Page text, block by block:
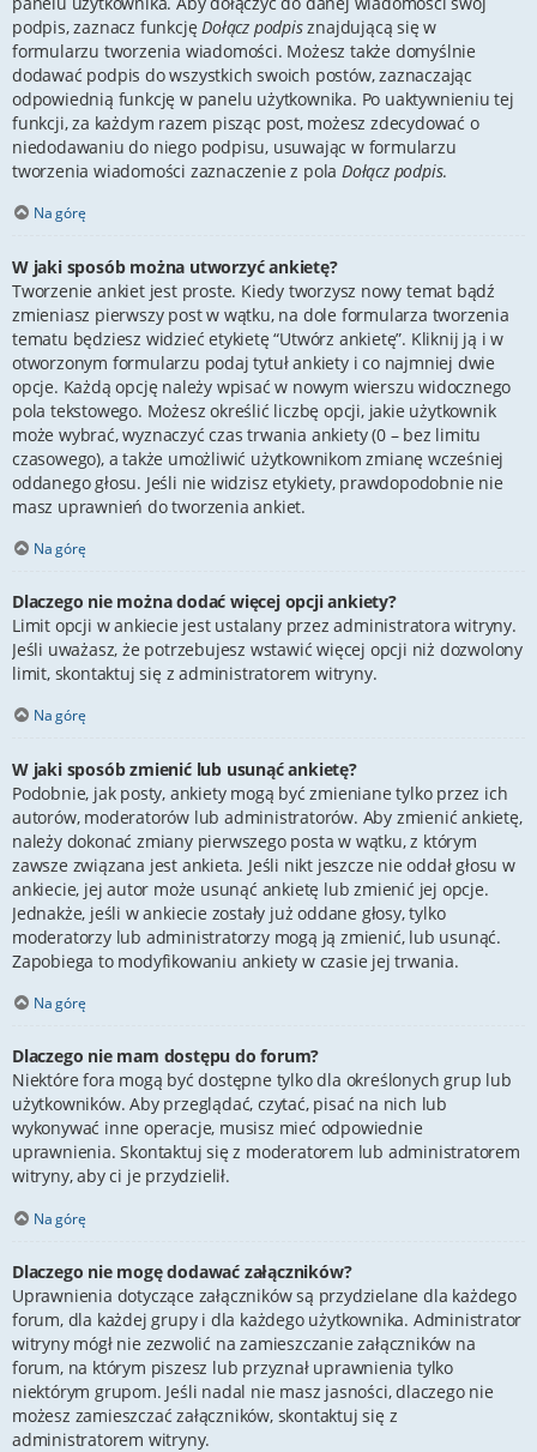
podpis, zaznacz funkcjęDołącz podpisznajdującą się w
formularzu tworzenia wiadomości. Możesz także domyślnie
dodawać podpis do wszystkich swoich postów, zaznaczając
odpowiednią funkcję w panelu użytkownika. Po uaktywnieniu tej
funkcji, za każdym razem pisząc post, możesz zdecydować o
niedodawaniu do niego podpisu, usuwając w formularzu
tworzenia wiadomości zaznaczenie z polaDołącz podpis.
Na górę
W jaki sposób można utworzyć ankietę?
Tworzenie ankiet jest proste. Kiedy tworzysz nowy temat bądź
zmieniasz pierwszy post w wątku, na dole formularza tworzenia
tematu będziesz widzieć etykietę “Utwórz ankietę”. Kliknij ją i w
otworzonym formularzu podaj tytuł ankiety i co najmniej dwie
opcje. Każdą opcję należy wpisać w nowym wierszu widocznego
pola tekstowego. Możesz określić liczbę opcji, jakie użytkownik
może wybrać, wyznaczyć czas trwania ankiety (0 – bez limitu
czasowego), a także umożliwić użytkownikom zmianę wcześniej
oddanego głosu. Jeśli nie widzisz etykiety, prawdopodobnie nie
masz uprawnień do tworzenia ankiet.
Na górę
Dlaczego nie można dodać więcej opcji ankiety?
Limit opcji w ankiecie jest ustalany przez administratora witryny.
Jeśli uważasz, że potrzebujesz wstawić więcej opcji niż dozwolony
limit, skontaktuj się z administratorem witryny.
Na górę
W jaki sposób zmienić lub usunąć ankietę?
Podobnie, jak posty, ankiety mogą być zmieniane tylko przez ich
autorów, moderatorów lub administratorów. Aby zmienić ankietę,
należy dokonać zmiany pierwszego posta w wątku, z którym
zawsze związana jest ankieta. Jeśli nikt jeszcze nie oddał głosu w
ankiecie, jej autor może usunąć ankietę lub zmienić jej opcje.
Jednakże, jeśli w ankiecie zostały już oddane głosy, tylko
moderatorzy lub administratorzy mogą ją zmienić, lub usunąć.
Zapobiega to modyfikowaniu ankiety w czasie jej trwania.
Na górę
Dlaczego nie mam dostępu do forum?
Niektóre fora mogą być dostępne tylko dla określonych grup lub
użytkowników. Aby przeglądać, czytać, pisać na nich lub
wykonywać inne operacje, musisz mieć odpowiednie
uprawnienia. Skontaktuj się z moderatorem lub administratorem
witryny, aby ci je przydzielił.
Na górę
Dlaczego nie mogę dodawać załączników?
Uprawnienia dotyczące załączników są przydzielane dla każdego
forum, dla każdej grupy i dla każdego użytkownika. Administrator
witryny mógł nie zezwolić na zamieszczanie załączników na
forum, na którym piszesz lub przyznał uprawnienia tylko
niektórym grupom. Jeśli nadal nie masz jasności, dlaczego nie
możesz zamieszczać załączników, skontaktuj się z
administratorem witryny.